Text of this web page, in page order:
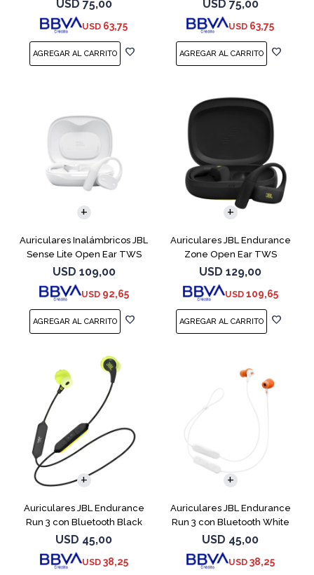
USD 75,00
USD 63,75
USD 75,00
USD 63,75
Auriculares Inalámbricos JBL
Sense Lite Open Ear TWS
Blanco
USD 109,00
USD 92,65
Auriculares JBL Endurance
Zone Open Ear TWS
Bluetooth Black
USD 129,00
USD 109,65
Auriculares JBL Endurance
Run 3 con Bluetooth Black
USD 45,00
USD 38,25
Auriculares JBL Endurance
Run 3 con Bluetooth White
USD 45,00
USD 38,25